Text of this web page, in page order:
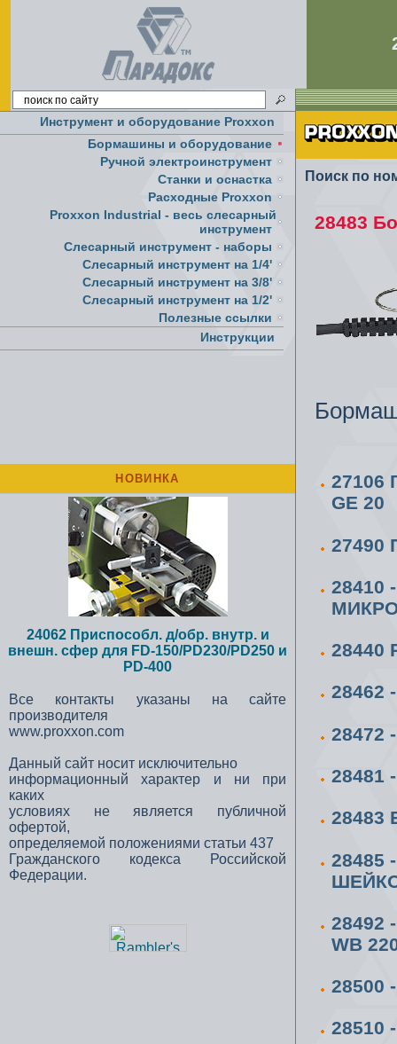
Инструмент и оборудование Proxxon
Бормашины и оборудование
Ручной электроинструмент
Cтанки и оснастка
Расходные Proxxon
Proxxon Industrial - весь слесарный
инструмент
Слесарный инструмент - наборы
Слесарный инструмент на 1/4'
Слесарный инструмент на 3/8'
Слесарный инструмент на 1/2'
Полезные ссылки
Инструкции
НОВИНКА
24062 Приспособл. д/обр. внутр. и
внешн. сфер для FD-150/PD230/PD250 и
PD-400
Все контакты указаны на сайте
производителя
www.proxxon.com
Данный сайт носит исключительно
информационный характер и ни при
каких
условиях не является публичной
офертой,
определяемой положениями статьи 437
Гражданского кодекса Российской
Федерации.
Поиск по
28483
27106
GE 20
28410
28440
28462
28472
28485
WB
28500
28510